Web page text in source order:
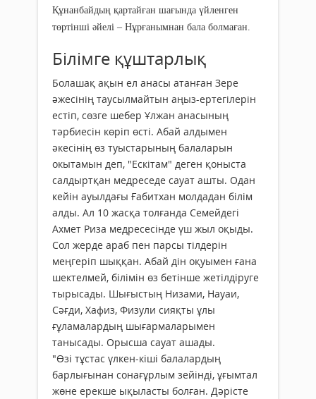
Құнанбайдың қартайған шағында үйленген
төртінші әйелі – Нұрғанымнан бала болмаған.
Білімге құштарлық
Болашақ ақын ел анасы атанған Зере
әжесінің таусылмайтын аңыз-ертегілерін
естіп, сөзге шебер Ұлжан анасының
тәрбиесін көріп өсті. Абай алдымен
әкесінің өз туыстарының балаларын
окытамын деп, "Ескітам" деген қоныста
салдыртқан медреседе сауат ашты. Одан
кейін ауылдағы Ғабитхан молдадан білім
алды. Ал 10 жасқа толғанда Семейдегі
Ахмет Риза медресесінде үш жыл оқыды.
Сол жерде араб пен парсы тілдерін
меңгеріп шыққан. Абай дін оқуымен ғана
шектелмей, білімін өз бетінше жетілдіруге
тырысады. Шығыстың Низами, Науаи,
Сәғди, Хафиз, Физули сияқты ұлы
ғұламалардың шығармаларымен
танысады. Орысша сауат ашады.
"Өзі тұстас үлкен-кіші балалардың
барлығынан сонағұрлым зейінді, ұғымтал
жөне ерекше ықыласты болған. Дәрісте